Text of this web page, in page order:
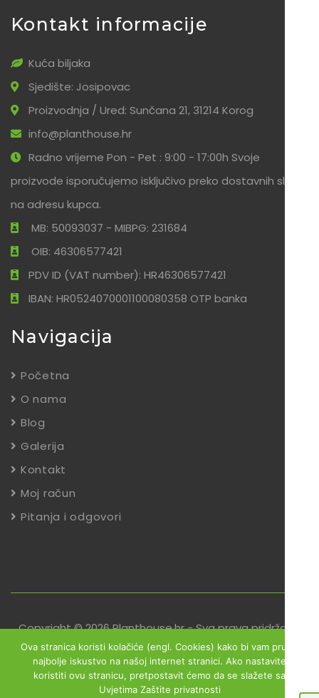
Kontakt informacije
Kuća biljaka
Sjedište: Josipovac
Proizvodnja / Ured: Sunčana 21, 31214 Korog
info@planthouse.hr
Radno vrijeme Pon - Pet : 9:00 - 17:00h Svoje
proizvode isporučujemo isključivo preko dostavnih službi
na adresu kupca.
MB: 50093037 - MIBPG: 231684
OIB: 46306577421
PDV ID (VAT number): HR46306577421
IBAN: HR0524070001100080358 OTP banka
Navigacija
Početna
O nama
Blog
Galerija
Kontakt
Moj račun
Pitanja i odgovori
Copyright © 2026 Planthouse.hr - Sva prava pridržana
Uvjeti poslovanja Reklamacije
Zaštita podataka
Izjava o sigurnosti online plaćanja
Ova stranica koristi kolačiće (engl. Cookies) kako bi vam pružili
najbolje iskustvo na našoj internet stranici. Ako nastavite
koristiti ovu stranicu, pretpostavit ćemo da se slažete sa
Uvjetima Zaštite privatnosti